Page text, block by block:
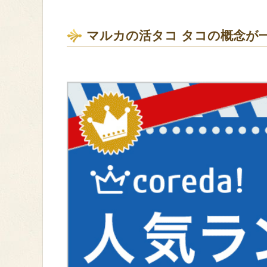
マルカの活タコ タコの概念が